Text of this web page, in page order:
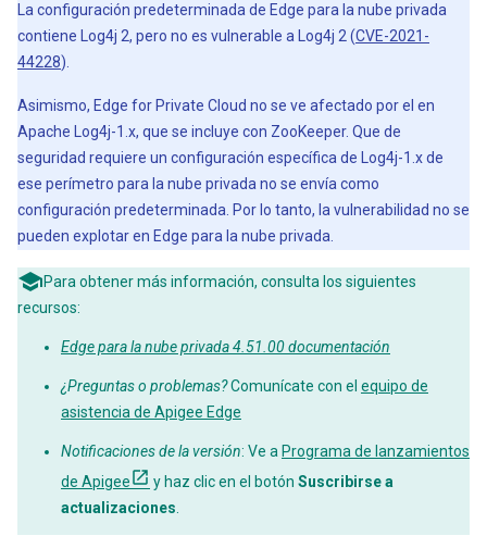
La configuración predeterminada de Edge para la nube privada
contiene Log4j 2, pero no es vulnerable a Log4j 2 (CVE-2021-
44228).
Asimismo, Edge for Private Cloud no se ve afectado por el en
Apache Log4j-1.x, que se incluye con ZooKeeper. Que de
seguridad requiere un configuración específica de Log4j-1.x de
ese perímetro para la nube privada no se envía como
configuración predeterminada. Por lo tanto, la vulnerabilidad no se
pueden explotar en Edge para la nube privada.
Para obtener más información, consulta los siguientes
recursos:
Edge para la nube privada 4.51.00 documentación
¿Preguntas o problemas?Comunícate con el equipo de
asistencia de Apigee Edge
Notificaciones de la versión: Ve a Programa de lanzamientos
de Apigee
y haz clic en el botón Suscribirse a
actualizaciones